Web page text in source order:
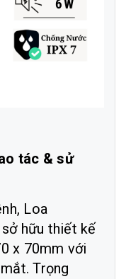
tác & sử
Loa
hữu thiết kế
x 70mm với
Trọng